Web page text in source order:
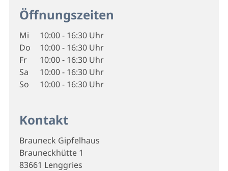
Öffnungszeiten
Mi
10:00 - 16:30 Uhr
Do
10:00 - 16:30 Uhr
Fr
10:00 - 16:30 Uhr
Sa
10:00 - 16:30 Uhr
So
10:00 - 16:30 Uhr
Kontakt
Brauneck Gipfelhaus
Brauneckhütte 1
83661 Lenggries